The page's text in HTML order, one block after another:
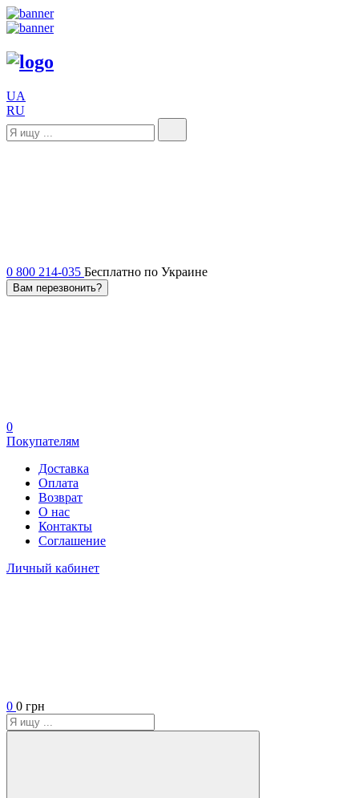
UA
RU
0 800 214-035 Бесплатно по Украине
Вам перезвонить?
0
Покупателям
Доставка
Оплата
Возврат
О нас
Контакты
Соглашение
Личный кабинет
0 0 грн